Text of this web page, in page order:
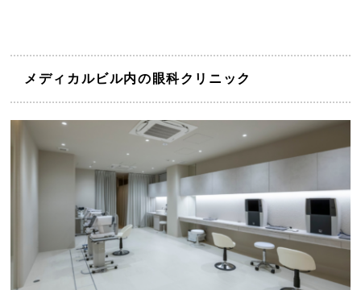
メディカルビル内の眼科クリニック